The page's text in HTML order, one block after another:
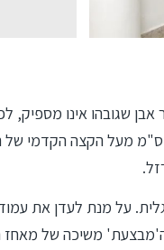
שגובהו אינו מספיק,
שהמעקה יהיה לפחות בגובה של 90 ס"מ
על מנת לעדן את
ה'מבצעת' משיכה של